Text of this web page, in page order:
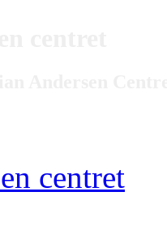
centret